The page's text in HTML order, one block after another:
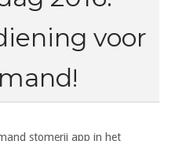
voor
stomerij app in het